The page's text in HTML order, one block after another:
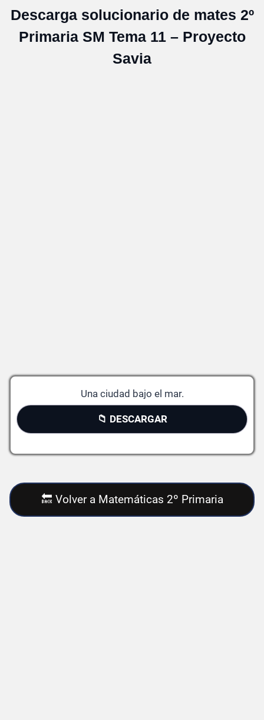
Descarga solucionario de mates 2º
Primaria SM Tema 11 – Proyecto
Savia
Una ciudad bajo el mar.
📁 DESCARGAR
🔙 Volver a Matemáticas 2º Primaria